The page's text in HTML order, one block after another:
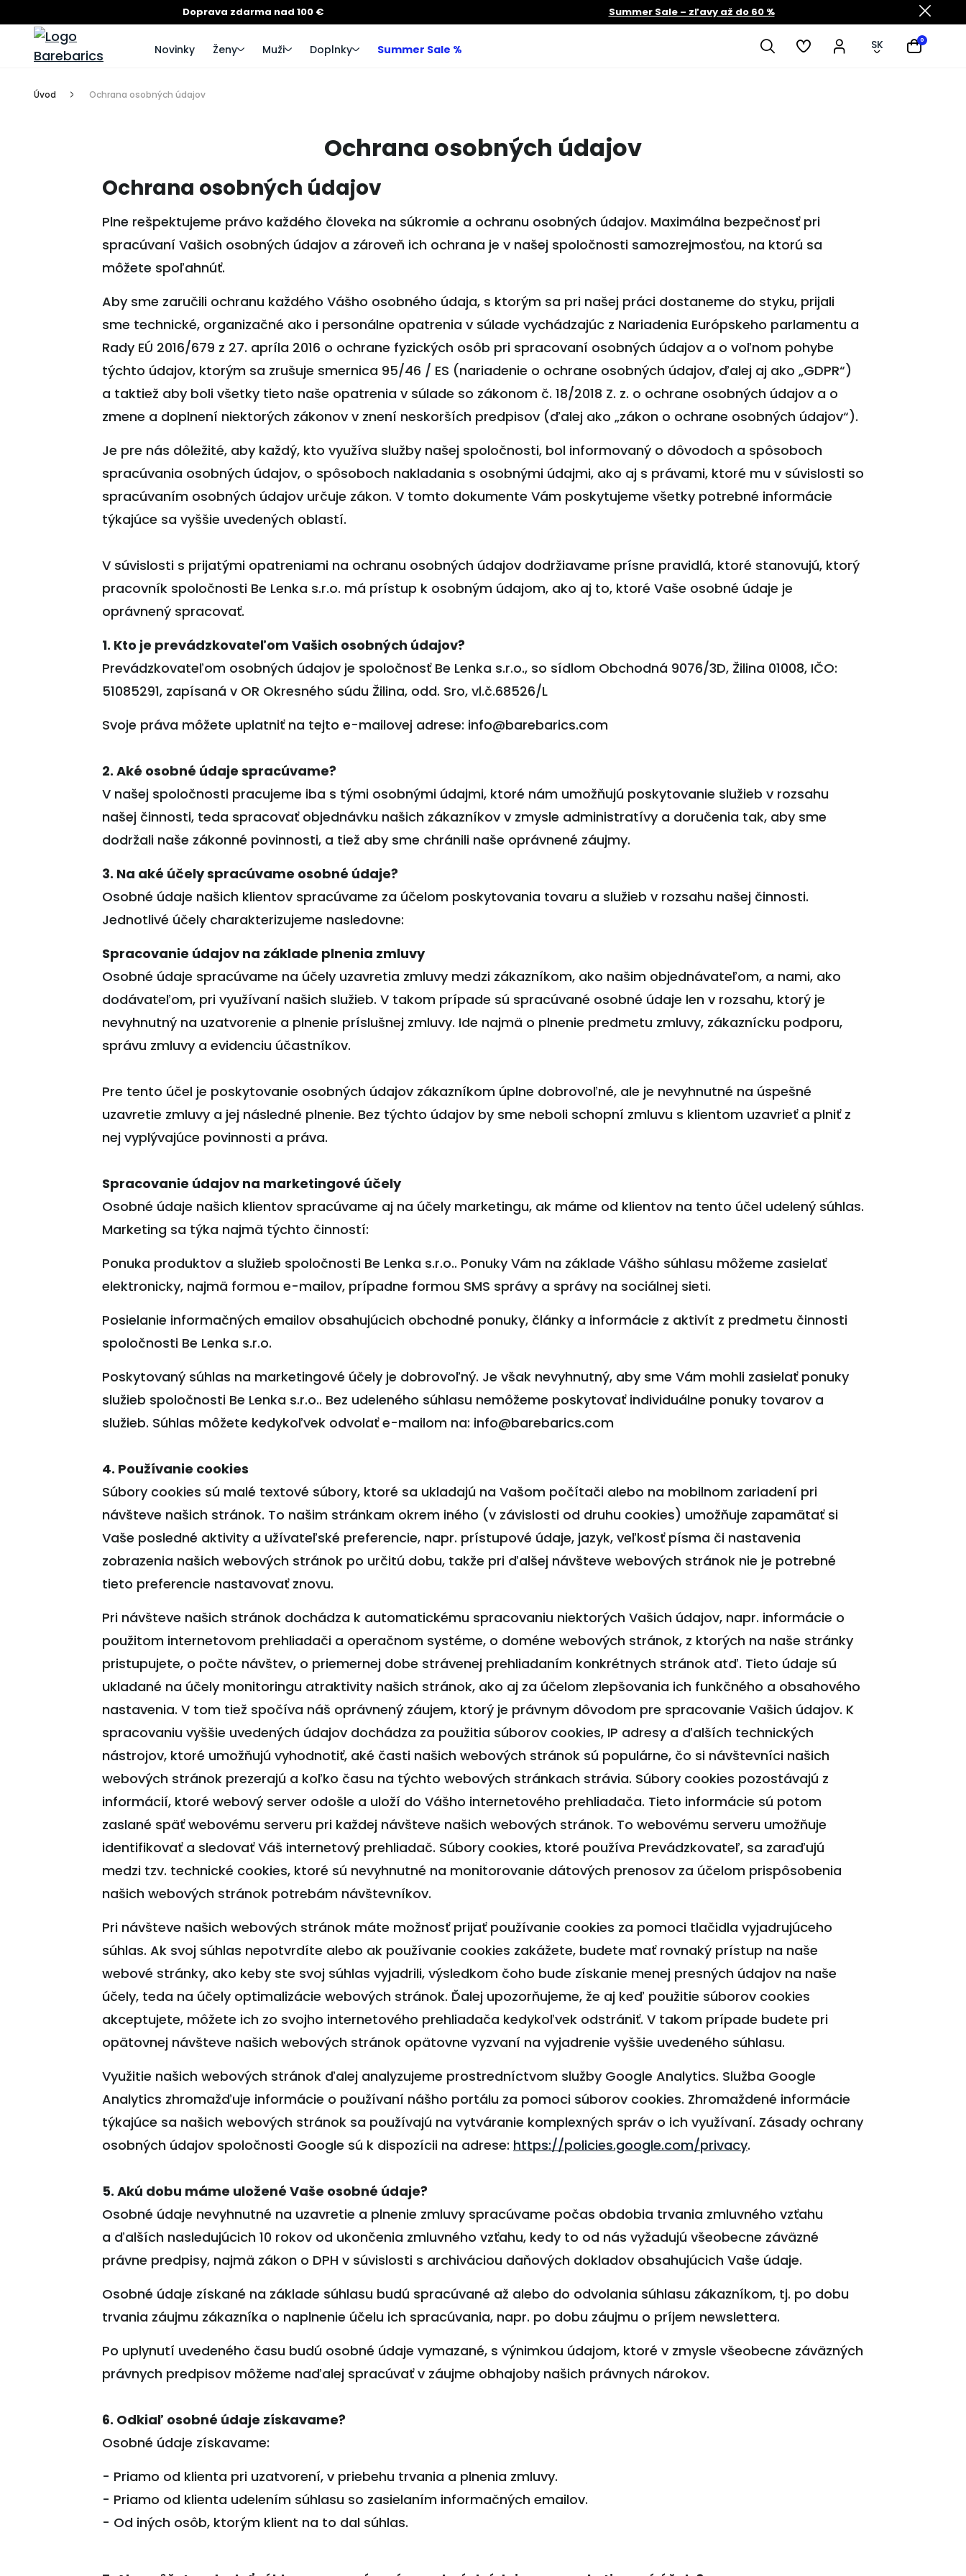
Doprava zdarma nad 100 € Summer Sale – zľavy až do 60 %
Novinky Ženy Muži Doplnky Summer Sale % SK 0
Úvod Ochrana osobných údajov
Ochrana osobných údajov
Ochrana osobných údajov
Plne rešpektujeme právo každého človeka na súkromie a ochranu osobných údajov. Maximálna bezpečnosť pri
spracúvaní Vašich osobných údajov a zároveň ich ochrana je v našej spoločnosti samozrejmosťou, na ktorú sa
môžete spoľahnúť.
Aby sme zaručili ochranu každého Vášho osobného údaja, s ktorým sa pri našej práci dostaneme do styku, prijali
sme technické, organizačné ako i personálne opatrenia v súlade vychádzajúc z Nariadenia Európskeho parlamentu a
Rady EÚ 2016/679 z 27. apríla 2016 o ochrane fyzických osôb pri spracovaní osobných údajov a o voľnom pohybe
týchto údajov, ktorým sa zrušuje smernica 95/46 / ES (nariadenie o ochrane osobných údajov, ďalej aj ako „GDPR“)
a taktiež aby boli všetky tieto naše opatrenia v súlade so zákonom č. 18/2018 Z. z. o ochrane osobných údajov a o
zmene a doplnení niektorých zákonov v znení neskorších predpisov (ďalej ako „zákon o ochrane osobných údajov“).
Je pre nás dôležité, aby každý, kto využíva služby našej spoločnosti, bol informovaný o dôvodoch a spôsoboch
spracúvania osobných údajov, o spôsoboch nakladania s osobnými údajmi, ako aj s právami, ktoré mu v súvislosti so
spracúvaním osobných údajov určuje zákon. V tomto dokumente Vám poskytujeme všetky potrebné informácie
týkajúce sa vyššie uvedených oblastí.
V súvislosti s prijatými opatreniami na ochranu osobných údajov dodržiavame prísne pravidlá, ktoré stanovujú, ktorý
pracovník spoločnosti Be Lenka s.r.o. má prístup k osobným údajom, ako aj to, ktoré Vaše osobné údaje je
oprávnený spracovať.
1. Kto je prevádzkovateľom Vašich osobných údajov?
Prevádzkovateľom osobných údajov je spoločnosť Be Lenka s.r.o., so sídlom Obchodná 9076/3D, Žilina 01008, IČO:
51085291, zapísaná v OR Okresného súdu Žilina, odd. Sro, vl.č.68526/L
Svoje práva môžete uplatniť na tejto e-mailovej adrese: info@barebarics.com
2. Aké osobné údaje spracúvame?
V našej spoločnosti pracujeme iba s tými osobnými údajmi, ktoré nám umožňujú poskytovanie služieb v rozsahu
našej činnosti, teda spracovať objednávku našich zákazníkov v zmysle administratívy a doručenia tak, aby sme
dodržali naše zákonné povinnosti, a tiež aby sme chránili naše oprávnené záujmy.
3. Na aké účely spracúvame osobné údaje?
Osobné údaje našich klientov spracúvame za účelom poskytovania tovaru a služieb v rozsahu našej činnosti.
Jednotlivé účely charakterizujeme nasledovne:
Spracovanie údajov na základe plnenia zmluvy
Osobné údaje spracúvame na účely uzavretia zmluvy medzi zákazníkom, ako našim objednávateľom, a nami, ako
dodávateľom, pri využívaní našich služieb. V takom prípade sú spracúvané osobné údaje len v rozsahu, ktorý je
nevyhnutný na uzatvorenie a plnenie príslušnej zmluvy. Ide najmä o plnenie predmetu zmluvy, zákaznícku podporu,
správu zmluvy a evidenciu účastníkov.
Pre tento účel je poskytovanie osobných údajov zákazníkom úplne dobrovoľné, ale je nevyhnutné na úspešné
uzavretie zmluvy a jej následné plnenie. Bez týchto údajov by sme neboli schopní zmluvu s klientom uzavrieť a plniť z
nej vyplývajúce povinnosti a práva.
Spracovanie údajov na marketingové účely
Osobné údaje našich klientov spracúvame aj na účely marketingu, ak máme od klientov na tento účel udelený súhlas.
Marketing sa týka najmä týchto činností:
Ponuka produktov a služieb spoločnosti Be Lenka s.r.o.. Ponuky Vám na základe Vášho súhlasu môžeme zasielať
elektronicky, najmä formou e-mailov, prípadne formou SMS správy a správy na sociálnej sieti.
Posielanie informačných emailov obsahujúcich obchodné ponuky, články a informácie z aktivít z predmetu činnosti
spoločnosti Be Lenka s.r.o.
Poskytovaný súhlas na marketingové účely je dobrovoľný. Je však nevyhnutný, aby sme Vám mohli zasielať ponuky
služieb spoločnosti Be Lenka s.r.o.. Bez udeleného súhlasu nemôžeme poskytovať individuálne ponuky tovarov a
služieb. Súhlas môžete kedykoľvek odvolať e-mailom na: info@barebarics.com
4. Používanie cookies
Súbory cookies sú malé textové súbory, ktoré sa ukladajú na Vašom počítači alebo na mobilnom zariadení pri
návšteve našich stránok. To našim stránkam okrem iného (v závislosti od druhu cookies) umožňuje zapamätať si
Vaše posledné aktivity a užívateľské preferencie, napr. prístupové údaje, jazyk, veľkosť písma či nastavenia
zobrazenia našich webových stránok po určitú dobu, takže pri ďalšej návšteve webových stránok nie je potrebné
tieto preferencie nastavovať znovu.
Pri návšteve našich stránok dochádza k automatickému spracovaniu niektorých Vašich údajov, napr. informácie o
použitom internetovom prehliadači a operačnom systéme, o doméne webových stránok, z ktorých na naše stránky
pristupujete, o počte návštev, o priemernej dobe strávenej prehliadaním konkrétnych stránok atď. Tieto údaje sú
ukladané na účely monitoringu atraktivity našich stránok, ako aj za účelom zlepšovania ich funkčného a obsahového
nastavenia. V tom tiež spočíva náš oprávnený záujem, ktorý je právnym dôvodom pre spracovanie Vašich údajov. K
spracovaniu vyššie uvedených údajov dochádza za použitia súborov cookies, IP adresy a ďalších technických
nástrojov, ktoré umožňujú vyhodnotiť, aké časti našich webových stránok sú populárne, čo si návštevníci našich
webových stránok prezerajú a koľko času na týchto webových stránkach strávia. Súbory cookies pozostávajú z
informácií, ktoré webový server odošle a uloží do Vášho internetového prehliadača. Tieto informácie sú potom
zaslané späť webovému serveru pri každej návšteve našich webových stránok. To webovému serveru umožňuje
identifikovať a sledovať Váš internetový prehliadač. Súbory cookies, ktoré používa Prevádzkovateľ, sa zaraďujú
medzi tzv. technické cookies, ktoré sú nevyhnutné na monitorovanie dátových prenosov za účelom prispôsobenia
našich webových stránok potrebám návštevníkov.
Pri návšteve našich webových stránok máte možnosť prijať používanie cookies za pomoci tlačidla vyjadrujúceho
súhlas. Ak svoj súhlas nepotvrdíte alebo ak používanie cookies zakážete, budete mať rovnaký prístup na naše
webové stránky, ako keby ste svoj súhlas vyjadrili, výsledkom čoho bude získanie menej presných údajov na naše
účely, teda na účely optimalizácie webových stránok. Ďalej upozorňujeme, že aj keď použitie súborov cookies
akceptujete, môžete ich zo svojho internetového prehliadača kedykoľvek odstrániť. V takom prípade budete pri
opätovnej návšteve našich webových stránok opätovne vyzvaní na vyjadrenie vyššie uvedeného súhlasu.
Využitie našich webových stránok ďalej analyzujeme prostredníctvom služby Google Analytics. Služba Google
Analytics zhromažďuje informácie o používaní nášho portálu za pomoci súborov cookies. Zhromaždené informácie
týkajúce sa našich webových stránok sa používajú na vytváranie komplexných správ o ich využívaní. Zásady ochrany
osobných údajov spoločnosti Google sú k dispozícii na adrese: https://policies.google.com/privacy.
5. Akú dobu máme uložené Vaše osobné údaje?
Osobné údaje nevyhnutné na uzavretie a plnenie zmluvy spracúvame počas obdobia trvania zmluvného vzťahu
a ďalších nasledujúcich 10 rokov od ukončenia zmluvného vzťahu, kedy to od nás vyžadujú všeobecne záväzné
právne predpisy, najmä zákon o DPH v súvislosti s archiváciou daňových dokladov obsahujúcich Vaše údaje.
Osobné údaje získané na základe súhlasu budú spracúvané až alebo do odvolania súhlasu zákazníkom, tj. po dobu
trvania záujmu zákazníka o naplnenie účelu ich spracúvania, napr. po dobu záujmu o príjem newslettera.
Po uplynutí uvedeného času budú osobné údaje vymazané, s výnimkou údajom, ktoré v zmysle všeobecne záväzných
právnych predpisov môžeme naďalej spracúvať v záujme obhajoby našich právnych nárokov.
6. Odkiaľ osobné údaje získavame?
Osobné údaje získavame:
- Priamo od klienta pri uzatvorení, v priebehu trvania a plnenia zmluvy.
- Priamo od klienta udelením súhlasu so zasielaním informačných emailov.
- Od iných osôb, ktorým klient na to dal súhlas.